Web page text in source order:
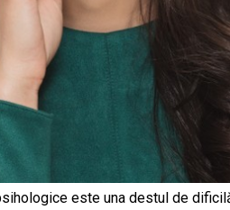
este una destul de